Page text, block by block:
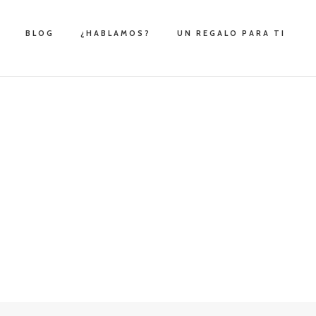
BLOG ¿HABLAMOS? UN REGALO PARA TI